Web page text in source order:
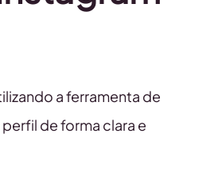
a ferramenta de
de forma clara e